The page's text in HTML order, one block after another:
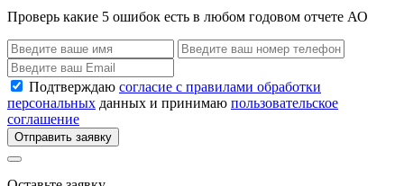
Проверь какие 5 ошибок есть в любом годовом отчете АО
Подтверждаю согласие с правилами обработки
персональных данных и принимаю пользовательское
соглашение
Отправить заявку